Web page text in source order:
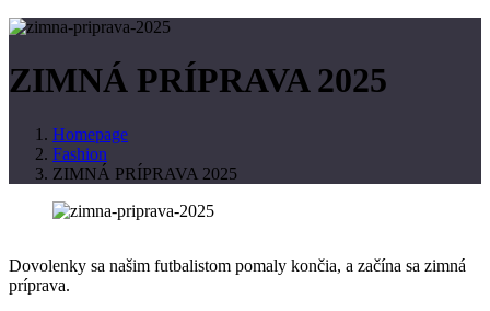
ZIMNÁ PRÍPRAVA 2025
Homepage
Fashion
ZIMNÁ PRÍPRAVA 2025
Dovolenky sa našim futbalistom pomaly končia, a začína sa zimná
príprava.